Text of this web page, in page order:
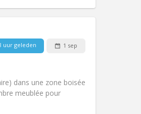
uur geleden 1 sep
dans une zone boisée
meublée pour
rustig